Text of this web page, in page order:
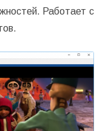
Работает с